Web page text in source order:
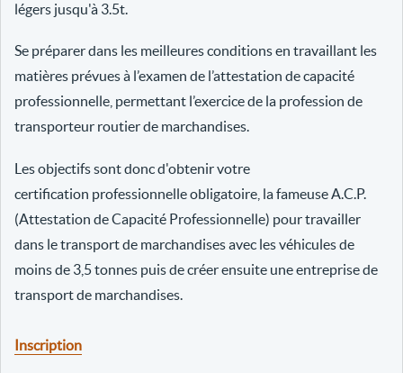
légers jusqu'à 3.5t.
Se préparer dans les meilleures conditions en travaillant les
matières prévues à l’examen de l’attestation de capacité
professionnelle, permettant l’exercice de la profession de
transporteur routier de marchandises.
Les objectifs sont donc d'obtenir votre
certification professionnelle obligatoire, la fameuse A.C.P.
(Attestation de Capacité Professionnelle) pour travailler
dans le transport de marchandises avec les véhicules de
moins de 3,5 tonnes puis de créer ensuite une entreprise de
transport de marchandises.
Inscription